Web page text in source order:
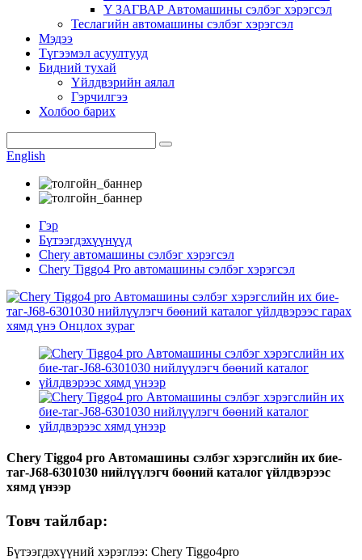
Y ЗАГВАР Автомашины сэлбэг хэрэгсэл
Теслагийн автомашины сэлбэг хэрэгсэл
Мэдээ
Түгээмэл асуултууд
Бидний тухай
Үйлдвэрийн аялал
Гэрчилгээ
Холбоо барих
English
Гэр
Бүтээгдэхүүнүүд
Chery автомашины сэлбэг хэрэгсэл
Chery Tiggo4 Pro автомашины сэлбэг хэрэгсэл
Chery Tiggo4 pro Автомашины сэлбэг хэрэгслийн их бие-
таг-J68-6301030 нийлүүлэгч бөөний каталог үйлдвэрээс
хямд үнээр
Товч тайлбар:
Бүтээгдэхүүний хэрэглээ: Chery Tiggo4pro